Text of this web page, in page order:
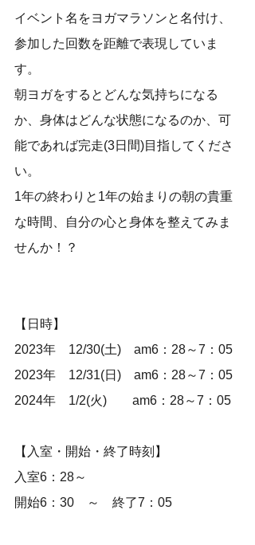
イベント名をヨガマラソンと名付け、
参加した回数を距離で表現していま
す。
朝ヨガをするとどんな気持ちになる
か、身体はどんな状態になるのか、可
能であれば完走(3日間)目指してくださ
い。
1年の終わりと1年の始まりの朝の貴重
な時間、自分の心と身体を整えてみま
せんか！？
【日時】
2023年　12/30(土)　am6：28～7：05
2023年　12/31(日)　am6：28～7：05
2024年　1/2(火)　　am6：28～7：05
【入室・開始・終了時刻】
入室6：28～
開始6：30　～　終了7：05